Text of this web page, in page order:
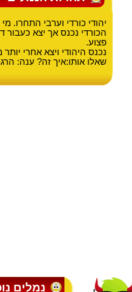
יהודי כורדי וערבי התחרו.
הכורדי נכנס אך יצא כעבור
פצוע.
נכנס היהודי ויצא אחרי
שאלו אותו:איך זה? ענה:
נמלים